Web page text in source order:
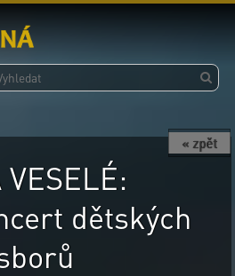
« zpět
VESELÉ:
dětských